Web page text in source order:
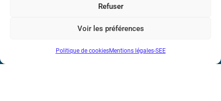
Refuser
Voir les préférences
Politique de cookiesMentions légales-SEE
Métro : « Boissière » Ligne 6 et « Iéna » Ligne 9
Téléphone : (+33) 1 56 90 37 17
N° de SIREN : 785 393 232, Code APE : 9412Z TVA intra-